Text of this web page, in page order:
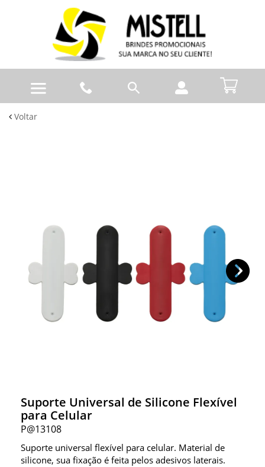
Voltar
Suporte Universal de Silicone Flexível
para Celular
P@13108
Suporte universal flexível para celular. Material de
silicone, sua fixação é feita pelos adesivos laterais.